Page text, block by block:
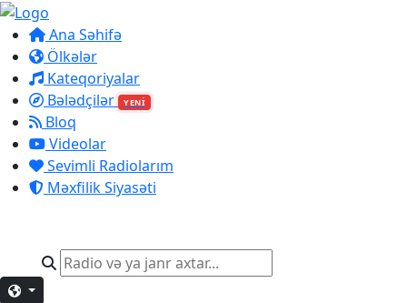
Ana Səhifə
Ölkələr
Kateqoriyalar
Bələdçilər
YENİ
Bloq
Videolar
Sevimli Radiolarım
Məxfilik Siyasəti